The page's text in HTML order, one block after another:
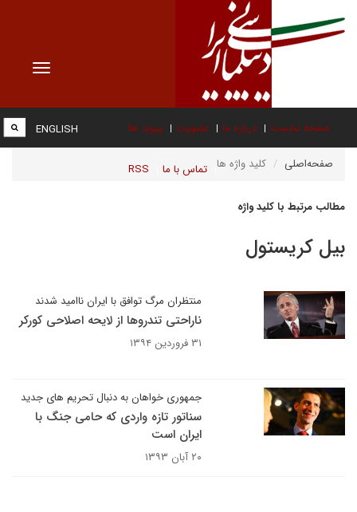
Toggle
صفحه نخست درباره ما عضویت پیوند ها
تماس با ما RSS
ENGLISH
صفحه‌اصلی کلید واژه ها
مطالب مرتبط با کلید واژه
بيل كريستول
منتظران مرگ توافق با ایران ناامید شدند
ناراحتی تندروها از لایحه اصلاحی کورکر
۳۱ فروردین ۱۳۹۴
جمهوری خواهان به دنبال تحریم های جدید
سناتور تازه واردی که حامی جنگ با
ایران است
۲۰ آبان ۱۳۹۳